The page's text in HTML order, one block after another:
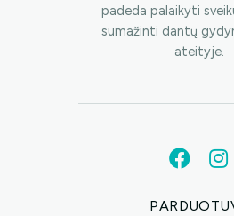
padeda palaikyti
sumažinti dantų
ateityje.